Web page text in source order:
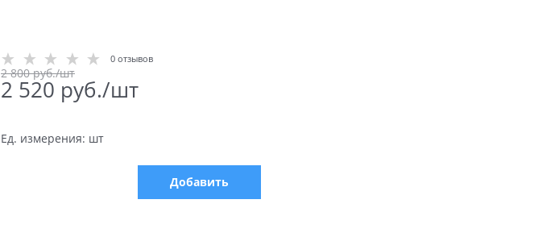
0 отзывов
2 800 руб./шт
2 520 руб./шт
Ед. измерения: шт
Добавить